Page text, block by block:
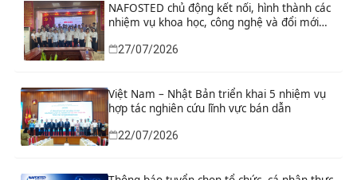
NAFOSTED chủ động kết nối, hình thành các
nhiệm vụ khoa học, công nghệ và đổi mới
Bình
27/07/2026
Việt Nam – Nhật Bản triển khai 5 nhiệm vụ
hợp tác nghiên cứu lĩnh vực bán dẫn
22/07/2026